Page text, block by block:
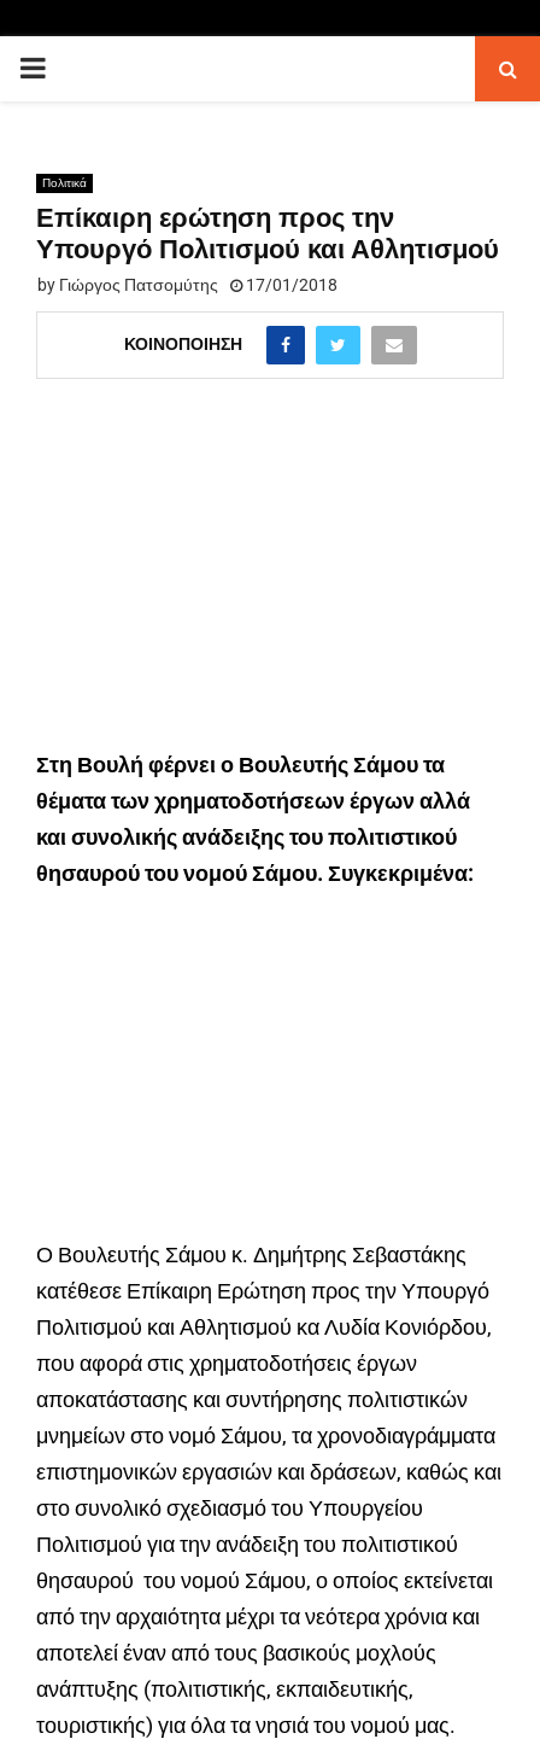
PRIMARY
Πολιτικά
Επίκαιρη ερώτηση προς την
Υπουργό Πολιτισμού και Αθλητισμού
by Γιώργος Πατσομύτης 17/01/2018
ΚΟΙΝΟΠΟΊΗΣΗ
Στη Βουλή φέρνει ο Βουλευτής Σάμου τα
θέματα των χρηματοδοτήσεων έργων αλλά
και συνολικής ανάδειξης του πολιτιστικού
θησαυρού του νομού Σάμου. Συγκεκριμένα:
Ο Βουλευτής Σάμου κ. Δημήτρης Σεβαστάκης
κατέθεσε Επίκαιρη Ερώτηση προς την Υπουργό
Πολιτισμού και Αθλητισμού κα Λυδία Κονιόρδου,
που αφορά στις χρηματοδοτήσεις έργων
αποκατάστασης και συντήρησης πολιτιστικών
μνημείων στο νομό Σάμου, τα χρονοδιαγράμματα
επιστημονικών εργασιών και δράσεων, καθώς και
στο συνολικό σχεδιασμό του Υπουργείου
Πολιτισμού για την ανάδειξη του πολιτιστικού
θησαυρού του νομού Σάμου, ο οποίος εκτείνεται
από την αρχαιότητα μέχρι τα νεότερα χρόνια και
αποτελεί έναν από τους βασικούς μοχλούς
ανάπτυξης (πολιτιστικής, εκπαιδευτικής,
τουριστικής) για όλα τα νησιά του νομού μας.